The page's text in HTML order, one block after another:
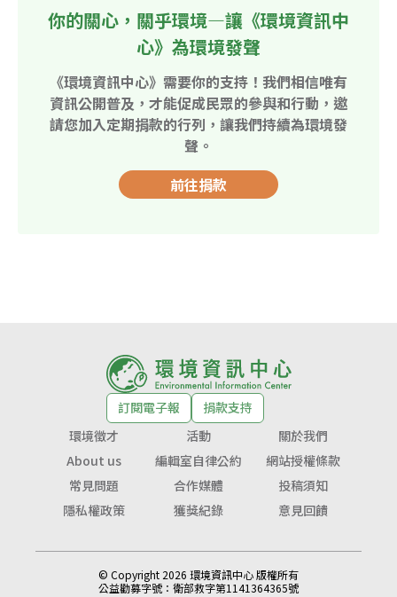
你的關心，關乎環境—讓《環境資訊中
心》為環境發聲
《環境資訊中心》需要你的支持！我們相信唯有
資訊公開普及，才能促成民眾的參與和行動，邀
請您加入定期捐款的行列，讓我們持續為環境發
聲。
前往捐款
訂閱電子報
捐款支持
環境徵才
活動
關於我們
About us
編輯室自律公約
網站授權條款
常見問題
合作媒體
投稿須知
隱私權政策
獲獎紀錄 意見回饋
© Copyright 2026 環境資訊中心 版權所有
公益勸募字號： 衛部救字第1141364365號